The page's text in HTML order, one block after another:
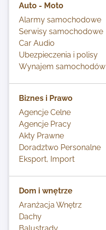
Auto - Moto
Alarmy samochodowe
Serwisy samochodowe
Car Audio
Ubezpieczenia i polisy
Wynajem samochodów
Biznes i Prawo
Agencje Celne
Agencje Pracy
Akty Prawne
Doradztwo Personalne
Eksport, Import
Dom i wnętrze
Aranżacja Wnętrz
Dachy
Balustrady